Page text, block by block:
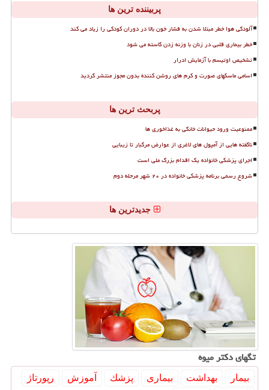
پربیننده ترین ها
آلودگی هوا خطر مبتلا شدن به فشار خون بالا در دوران کودکی را زیاد می کند
خطر بیماری قلبی در زنان با وزنه زدن کاسته می شود
تشخیص اوتیسم با آزمایش ادرار
اسامی ماسکهای صورت و کرم های روشن کننده بدون مجوز منتشر گردید
پربحث ترین ها
ممنوعیت ورود حیوانات خانگی به غذاخوری ها
ناگفته هایی از آمپول های لاغری از عوارض مرگبار تا زیبایی
اجرای پزشکی خانواده یک اقدام بزرگ ملی است
شروع رسمی برنامه پزشکی خانواده در ۲۰ شهر مرحله دوم
جدیدترین ها
تگهای دكتر میوه
بیمار بهداشت بیماری پزشك آموزش
رپورتاژ